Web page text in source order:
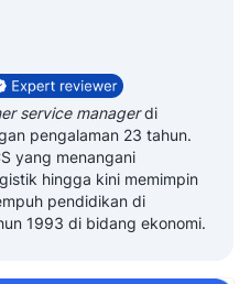
service managerdi
pengalaman 23 tahun.
yang menangani
hingga kini memimpin
pendidikan di
1993 di bidang ekonomi.